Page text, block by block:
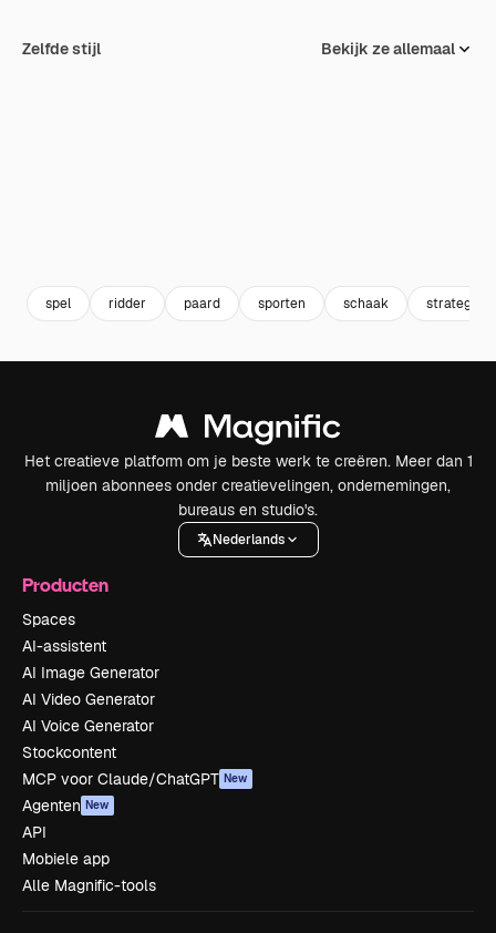
Zelfde stijl Bekijk ze allemaal
spel ridder paard sporten schaak strategie
Het creatieve platform om je beste werk te creëren. Meer dan 1
miljoen abonnees onder creatievelingen, ondernemingen,
bureaus en studio's.
Nederlands
Producten
Spaces
AI-assistent
AI Image Generator
AI Video Generator
AI Voice Generator
Stockcontent
MCP voor Claude/ChatGPT New
Agenten New
API
Mobiele app
Alle Magnific-tools